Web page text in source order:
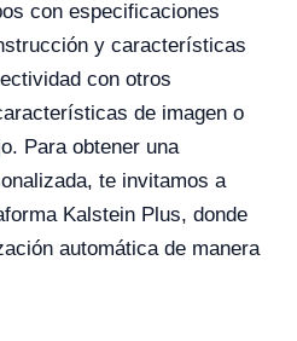
con especificaciones
y características
con otros
de imagen o
Para obtener una
te invitamos a
Kalstein Plus, donde
automática de manera